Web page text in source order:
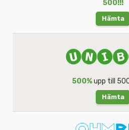
500!!!
Hämta
500%upp till
Hämta